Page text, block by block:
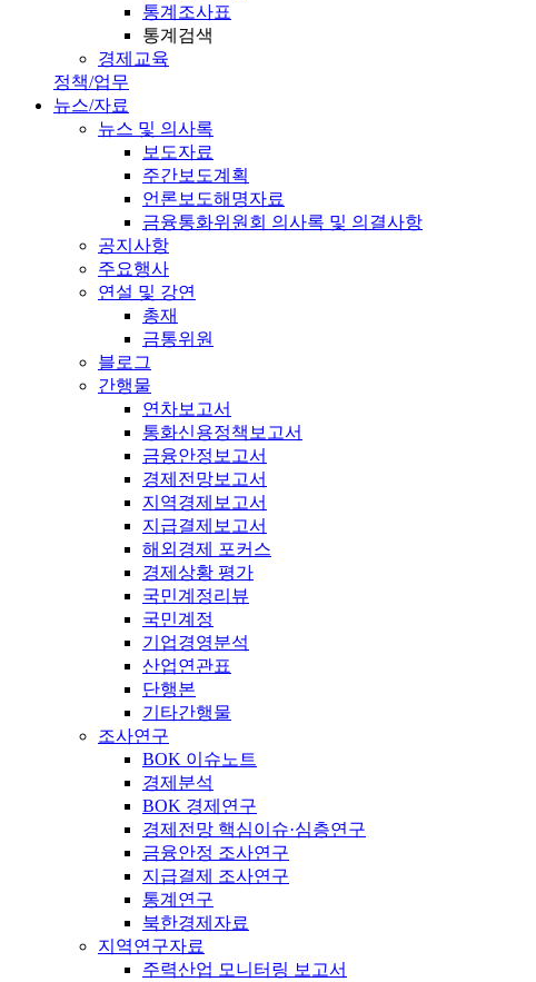
통계조사표
통계검색
경제교육
정책/업무
뉴스/자료
뉴스 및 의사록
보도자료
주간보도계획
언론보도해명자료
금융통화위원회 의사록 및 의결사항
공지사항
주요행사
연설 및 강연
총재
금통위원
블로그
간행물
연차보고서
통화신용정책보고서
금융안정보고서
경제전망보고서
지역경제보고서
지급결제보고서
해외경제 포커스
경제상황 평가
국민계정리뷰
국민계정
기업경영분석
산업연관표
단행본
기타간행물
조사연구
BOK 이슈노트
경제분석
BOK 경제연구
경제전망 핵심이슈·심층연구
금융안정 조사연구
지급결제 조사연구
통계연구
북한경제자료
지역연구자료
주력산업 모니터링 보고서